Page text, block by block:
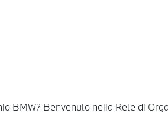
BMW? Benvenuto nella Rete di